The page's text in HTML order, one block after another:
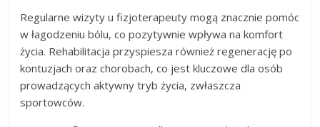
Regularne wizyty u fizjoterapeuty mogą znacznie pomóc
w łagodzeniu bólu, co pozytywnie wpływa na komfort
życia. Rehabilitacja przyspiesza również regenerację po
kontuzjach oraz chorobach, co jest kluczowe dla osób
prowadzących aktywny tryb życia, zwłaszcza
sportowców.